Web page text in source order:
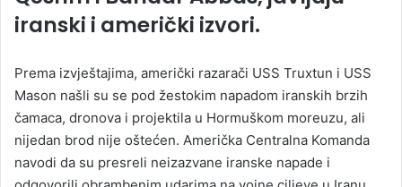
iranski i američki izvori.
Prema izvještajima, američki razarači USS Truxtun i USS
Mason našli su se pod žestokim napadom iranskih brzih
čamaca, dronova i projektila u Hormuškom moreuzu, ali
nijedan brod nije oštećen. Američka Centralna Komanda
navodi da su presreli neizazvane iranske napade i